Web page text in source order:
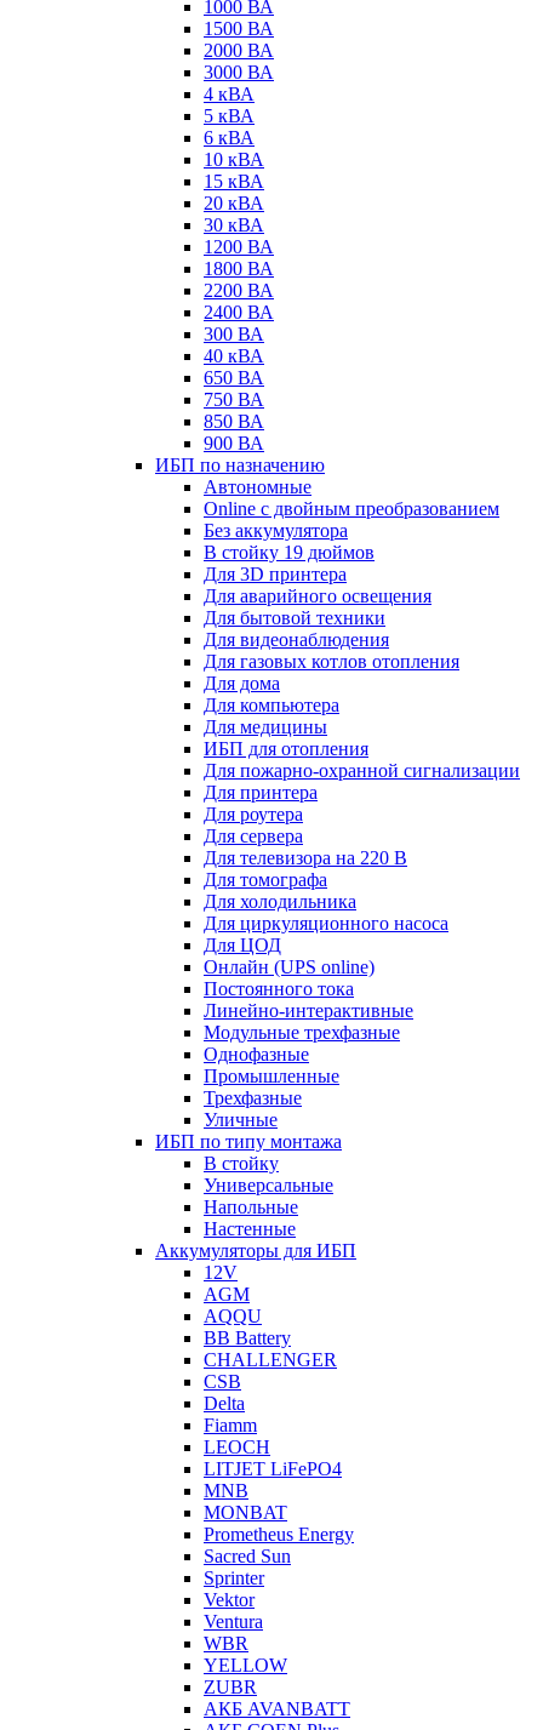
1000 ВА
1500 ВА
2000 ВА
3000 ВА
4 кВА
5 кВА
6 кВА
10 кВА
15 кВА
20 кВА
30 кВА
1200 ВА
1800 ВА
2200 ВА
2400 ВА
300 ВА
40 кВА
650 ВА
750 ВА
850 ВА
900 ВА
ИБП по назначению
Автономные
Online с двойным преобразованием
Без аккумулятора
В стойку 19 дюймов
Для 3D принтера
Для аварийного освещения
Для бытовой техники
Для видеонаблюдения
Для газовых котлов отопления
Для дома
Для компьютера
Для медицины
ИБП для отопления
Для пожарно-охранной сигнализации
Для принтера
Для роутера
Для сервера
Для телевизора на 220 В
Для томографа
Для холодильника
Для циркуляционного насоса
Для ЦОД
Онлайн (UPS online)
Постоянного тока
Линейно-интерактивные
Модульные трехфазные
Однофазные
Промышленные
Трехфазные
Уличные
ИБП по типу монтажа
В стойку
Универсальные
Напольные
Настенные
Аккумуляторы для ИБП
12V
AGM
AQQU
BB Battery
CHALLENGER
CSB
Delta
Fiamm
LEOCH
LITJET LiFePO4
MNB
MONBAT
Prometheus Energy
Sacred Sun
Sprinter
Vektor
Ventura
WBR
YELLOW
ZUBR
АКБ AVANBATT